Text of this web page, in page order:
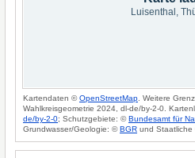
Luisenthal,
Kartendaten ©OpenStreetMap . Weitere
Wahlkreisgeometrie 2024, dl-de/by-2-0.
de/by-2-0; Schutzgebiete: ©Bundesamt für
Grundwasser/Geologie: ©BGR und Staatliche